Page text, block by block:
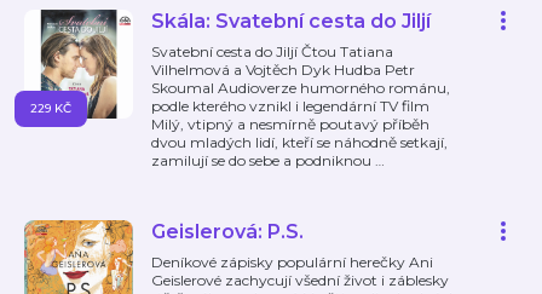
Skála: Svatební cesta do Jiljí
Svatební cesta do Jiljí Čtou Tatiana
Vilhelmová a Vojtěch Dyk Hudba Petr
Skoumal Audioverze humorného románu,
podle kterého vznikl i legendární TV film
Milý, vtipný a nesmírně poutavý příběh
dvou mladých lidí, kteří se náhodně setkají,
zamilují se do sebe a podniknou …
229 KČ
Geislerová: P.S.
Deníkové zápisky populární herečky Ani
Geislerové zachycují všední život i záblesky